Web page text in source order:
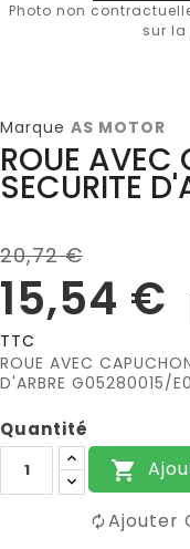
Photo non
sur la
Marque AS MOTOR
ROUE AVEC
SECURITE
20,72 €
15,54 €
TTC
ROUE AVEC
D'ARBRE G05280015/
Quantité

Ajouter